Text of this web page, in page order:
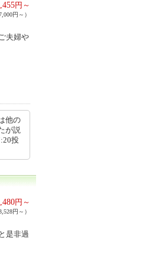
円～
円～）
夫婦や
他の
が説
投
円～
円～）
是非過